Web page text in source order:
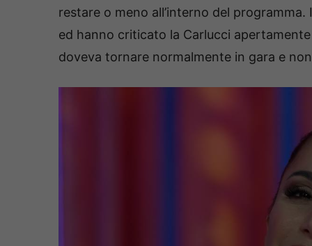
restare o meno all’interno del
ed hanno criticato la Carlucci
doveva tornare normalmente in gara e